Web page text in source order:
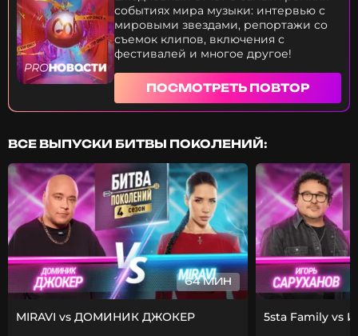
событиях мира музыки: интервью с
мировыми звездами, репортажи со
съемок клипов, включения с
фестивалей и многое другое!
ПОСМОТРЕТЬ ПОВТОР
ВСЕ ВЫПУСКИ БИТВЫ ПОКОЛЕНИЙ:
64 МИН
MIRAVI vs ДОМИНИК ДЖОКЕР 5sta Family vs